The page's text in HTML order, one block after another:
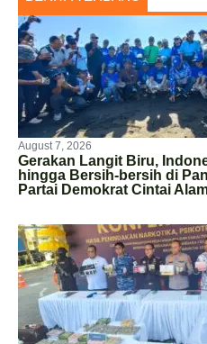
August 7, 2026
Gerakan Langit Biru,
hingga Bersih-bersih di
Partai Demokrat Cintai